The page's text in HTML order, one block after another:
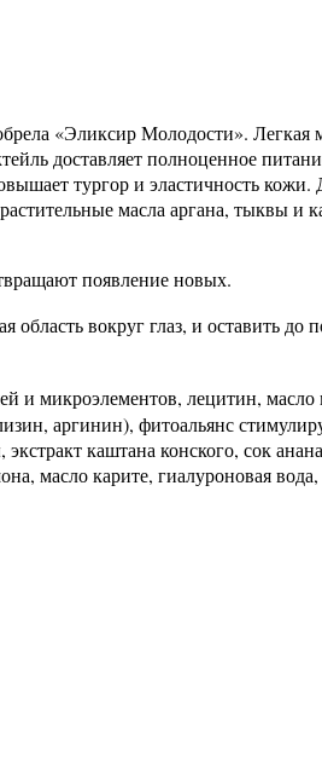
«Эликсир Молодости». Легкая
доставляет полноценное
тургор и эластичность
масла аргана, тыквы и
появление новых.
вокруг глаз, и оставить
микроэлементов, лецитин, масло
аргинин), фитоальянс
каштана конского, сок
карите, гиалуроновая